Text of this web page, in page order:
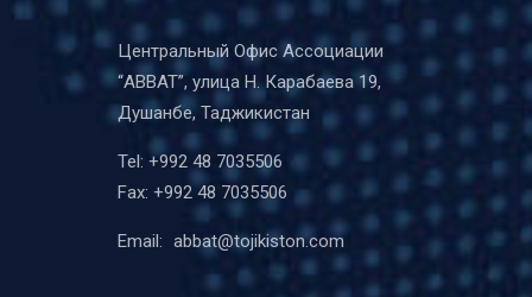
Центральный Офис Ассоциации
“ABBAT”, улица Н. Карабаева 19,
Душанбе, Таджикистан
Tel: +992 48 7035506
Fax: +992 48 7035506
Email: abbat@tojikiston.com